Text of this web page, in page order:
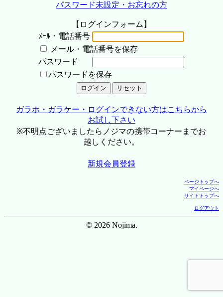
パスワード未設定・お忘れの方
【ログインフォーム】
ﾒｰﾙ・電話番号
メール・電話番号を保存
パスワード
パスワードを保存
ガラホ・ガラケー・ログインできない方はこちらから
お試し下さい
※不明点ございましたらノジマの携帯コーナーまでお
越しください。
新規会員登録
ページトップへ
マイページへ
サイトトップへ
ログアウト
© 2026 Nojima.